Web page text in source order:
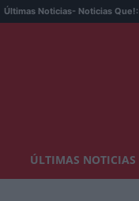
Últimas Noticias- Noticias Que!:
ÚLTIMAS NOTICIAS